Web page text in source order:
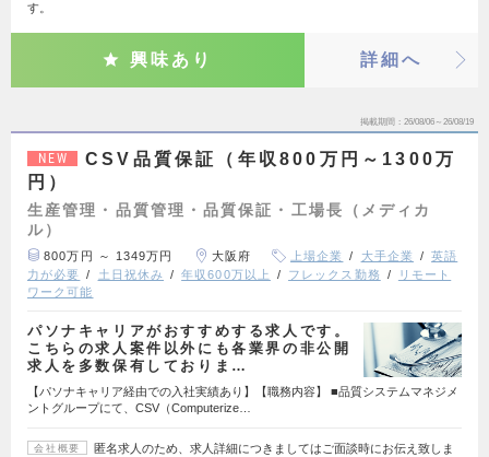
す。
興味あり 詳細へ
掲載期間 26/08/06～26/08/19
NEW
CSV品質保証（年収800万円～1300万
円）
生産管理・品質管理・品質保証・工場長（メディカ
ル）
800万円 ～ 1349万円 大阪府 上場企業 大手企業
英語
力が必要
土日祝休み 年収600万以上 フレックス勤務
リモート
ワーク可能
パソナキャリアがおすすめする求人です。
こちらの求人案件以外にも各業界の非公開
求人を多数保有しておりま…
【パソナキャリア経由での入社実績あり】【職務内容】 ■品質システムマネジメ
ントグループにて、CSV（Computerize…
会社概要
匿名求人のため、求人詳細につきましてはご面談時にお伝え致しま